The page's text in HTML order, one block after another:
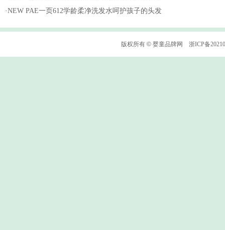
·NEW PAE一页612学龄柔净洗发水呵护孩子的头发
版权所有 ©婴童品牌网浙ICP备